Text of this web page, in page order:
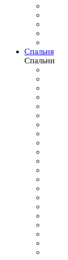
Спальня
Спальни